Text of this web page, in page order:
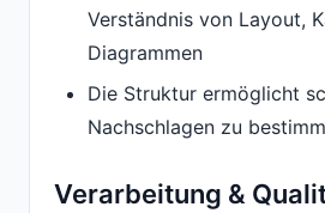
Verständnis von Layout,
Diagrammen
Die Struktur ermöglicht
Nachschlagen zu
Verarbeitung &